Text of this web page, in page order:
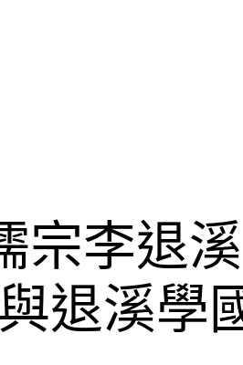
宗李退
退溪學